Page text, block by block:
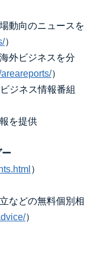
動向のニュースを
）
外ビジネスを分
）
ビジネス情報番組
を提供
ー
）
などの無料個別相
）